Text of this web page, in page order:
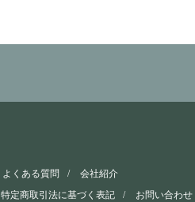
よくある質問
会社紹介
特定商取引法に基づく表記 お問い合わせ